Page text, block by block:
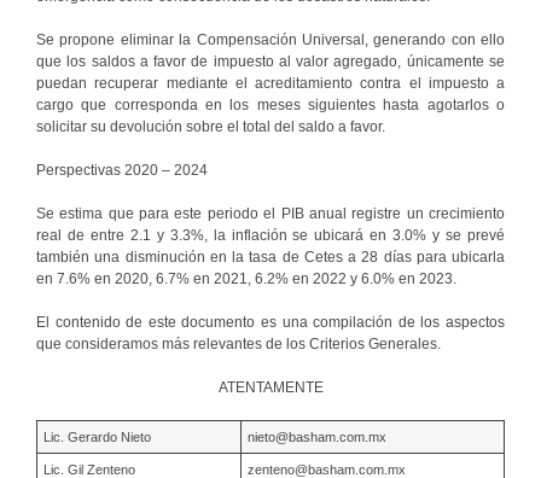
Se propone eliminar la Compensación Universal, generando con ello
que los saldos a favor de impuesto al valor agregado, únicamente se
puedan recuperar mediante el acreditamiento contra el impuesto a
cargo que corresponda en los meses siguientes hasta agotarlos o
solicitar su devolución sobre el total del saldo a favor.
Perspectivas 2020 – 2024
Se estima que para este periodo el PIB anual registre un crecimiento
real de entre 2.1 y 3.3%, la inflación se ubicará en 3.0% y se prevé
también una disminución en la tasa de Cetes a 28 días para ubicarla
en 7.6% en 2020, 6.7% en 2021, 6.2% en 2022 y 6.0% en 2023.
El contenido de este documento es una compilación de los aspectos
que consideramos más relevantes de los Criterios Generales.
ATENTAMENTE
Lic. Gerardo Nieto nieto@basham.com.mx
Lic. Gil Zenteno zenteno@basham.com.mx